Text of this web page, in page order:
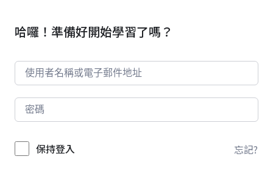
哈囉！準備好開始學習了嗎？
保持登入 忘記?